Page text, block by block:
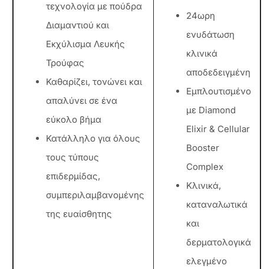
τεχνολογία με πούδρα
Διαμαντιού και
Εκχύλισμα Λευκής
Τρούφας
Καθαρίζει, τονώνει και
απαλύνει σε ένα
εύκολο βήμα
Κατάλληλο για όλους
τους τύπους
επιδερμίδας,
συμπεριλαμβανομένης
της ευαίσθητης
24ωρη
ενυδάτωση
κλινικά
αποδεδειγμένη
Εμπλουτισμένο
με Diamond
Elixir & Cellular
Booster
Complex
Κλινικά,
καταναλωτικά
και
δερματολογικά
ελεγμένο